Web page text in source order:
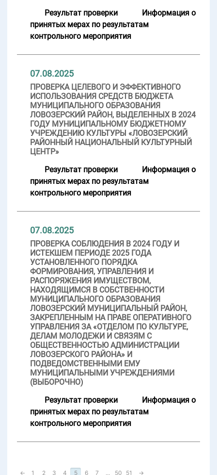
Результат проверки
Информация о
принятых мерах по результатам
контрольного мероприятия
07.08.2025
ПРОВЕРКА ЦЕЛЕВОГО И ЭФФЕКТИВНОГО
ИСПОЛЬЗОВАНИЯ СРЕДСТВ БЮДЖЕТА
МУНИЦИПАЛЬНОГО ОБРАЗОВАНИЯ
ЛОВОЗЕРСКИЙ РАЙОН, ВЫДЕЛЕННЫХ В 2024
ГОДУ МУНИЦИПАЛЬНОМУ БЮДЖЕТНОМУ
УЧРЕЖДЕНИЮ КУЛЬТУРЫ «ЛОВОЗЕРСКИЙ
РАЙОННЫЙ НАЦИОНАЛЬНЫЙ КУЛЬТУРНЫЙ
ЦЕНТР»
Результат проверки
Информация о
принятых мерах по результатам
контрольного мероприятия
07.08.2025
ПРОВЕРКА СОБЛЮДЕНИЯ В 2024 ГОДУ И
ИСТЕКШЕМ ПЕРИОДЕ 2025 ГОДА
УСТАНОВЛЕННОГО ПОРЯДКА
ФОРМИРОВАНИЯ, УПРАВЛЕНИЯ И
РАСПОРЯЖЕНИЯ ИМУЩЕСТВОМ,
НАХОДЯЩИМСЯ В СОБСТВЕННОСТИ
МУНИЦИПАЛЬНОГО ОБРАЗОВАНИЯ
ЛОВОЗЕРСКИЙ МУНИЦИПАЛЬНЫЙ РАЙОН,
ЗАКРЕПЛЕННЫМ НА ПРАВЕ ОПЕРАТИВНОГО
УПРАВЛЕНИЯ ЗА «ОТДЕЛОМ ПО КУЛЬТУРЕ,
ДЕЛАМ МОЛОДЕЖИ И СВЯЗЯМ С
ОБЩЕСТВЕННОСТЬЮ АДМИНИСТРАЦИИ
ЛОВОЗЕРСКОГО РАЙОНА» И
ПОДВЕДОМСТВЕННЫМИ ЕМУ
МУНИЦИПАЛЬНЫМИ УЧРЕЖДЕНИЯМИ
(ВЫБОРОЧНО)
Результат проверки
Информация о
принятых мерах по результатам
контрольного мероприятия
← 1 2 3 4 5 6 7 ... 50 51 →